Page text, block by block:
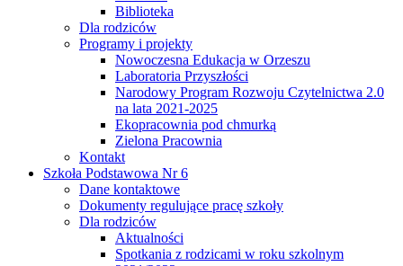
Biblioteka
Dla rodziców
Programy i projekty
Nowoczesna Edukacja w Orzeszu
Laboratoria Przyszłości
Narodowy Program Rozwoju Czytelnictwa 2.0
na lata 2021-2025
Ekopracownia pod chmurką
Zielona Pracownia
Kontakt
Szkoła Podstawowa Nr 6
Dane kontaktowe
Dokumenty regulujące pracę szkoły
Dla rodziców
Aktualności
Spotkania z rodzicami w roku szkolnym